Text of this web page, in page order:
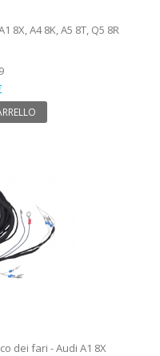
8X, A4 8K, A5 8T, Q5 8R
dei fari - Audi A1 8X